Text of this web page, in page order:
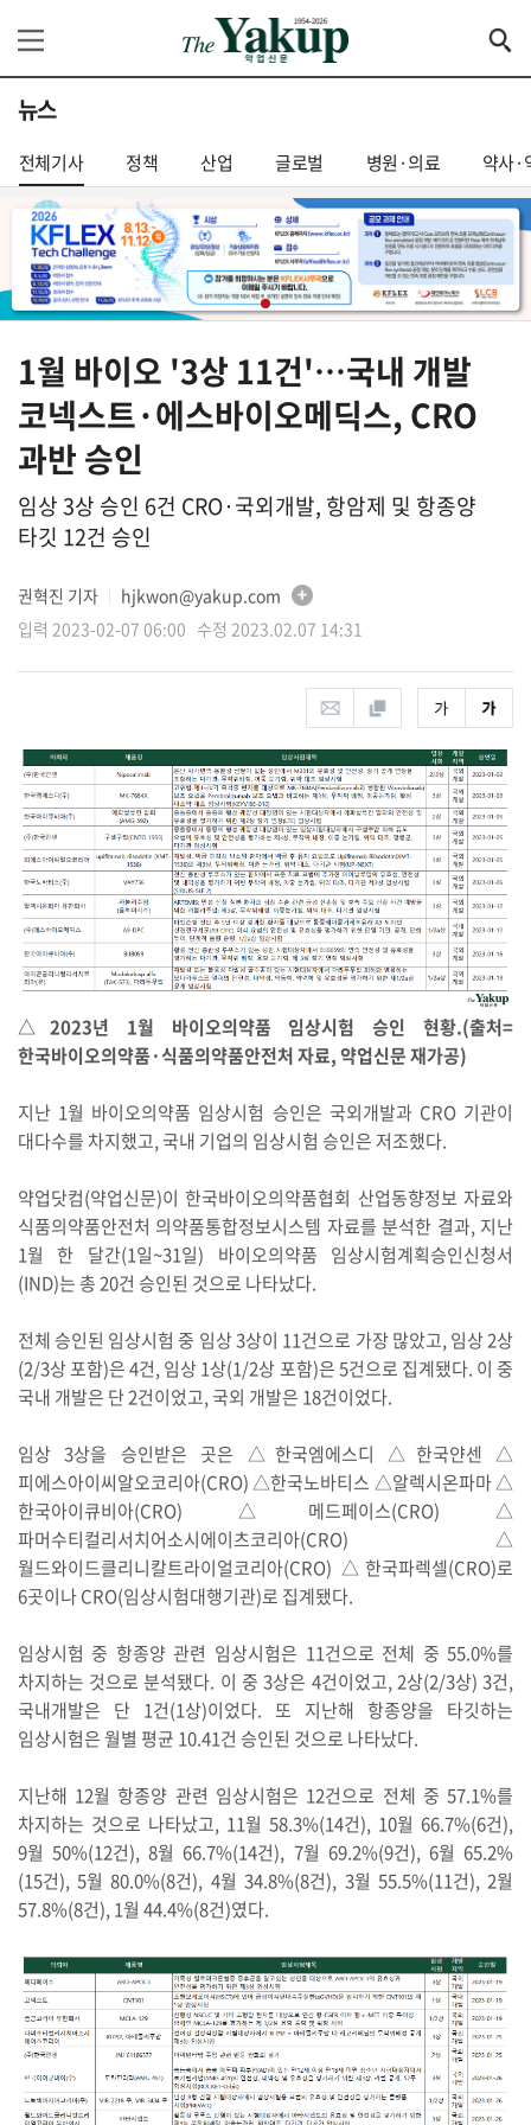
뉴스
전체기사 정책 산업 글로벌 병원·의료 약사·
1월 바이오 '3상 11건'…국내 개발
코넥스트·에스바이오메딕스, CRO
과반 승인
임상 3상 승인 6건 CRO·국외개발, 항암제 및 항종양
타깃 12건 승인
권혁진 기자
hjkwon@yakup.com
입력 2023-02-07 06:00 수정 2023.02.07 14:31
△2023년 1월 바이오의약품 임상시험 승인 현황.(출처=
한국바이오의약품·식품의약품안전처 자료, 약업신문 재가공)
지난 1월 바이오의약품 임상시험 승인은 국외개발과 CRO 기관이
대다수를 차지했고, 국내 기업의 임상시험 승인은 저조했다.
약업닷컴(약업신문)이 한국바이오의약품협회 산업동향정보 자료와
식품의약품안전처 의약품통합정보시스템 자료를 분석한 결과, 지난
1월 한 달간(1일~31일) 바이오의약품 임상시험계획승인신청서
(IND)는 총 20건 승인된 것으로 나타났다.
전체 승인된 임상시험 중 임상 3상이 11건으로 가장 많았고, 임상 2상
(2/3상 포함)은 4건, 임상 1상(1/2상 포함)은 5건으로 집계됐다. 이 중
국내 개발은 단 2건이었고, 국외 개발은 18건이었다.
임상 3상을 승인받은 곳은 △한국엠에스디 △한국얀센 △
피에스아이씨알오코리아(CRO) △한국노바티스 △알렉시온파마 △
한국아이큐비아(CRO) △메드페이스(CRO) △
파머수티컬리서치어소시에이츠코리아(CRO) △
월드와이드클리니칼트라이얼코리아(CRO) △한국파렉셀(CRO)로
6곳이나 CRO(임상시험대행기관)로 집계됐다.
임상시험 중 항종양 관련 임상시험은 11건으로 전체 중 55.0%를
차지하는 것으로 분석됐다. 이 중 3상은 4건이었고, 2상(2/3상) 3건,
국내개발은 단 1건(1상)이었다. 또 지난해 항종양을 타깃하는
임상시험은 월별 평균 10.41건 승인된 것으로 나타났다.
지난해 12월 항종양 관련 임상시험은 12건으로 전체 중 57.1%를
차지하는 것으로 나타났고, 11월 58.3%(14건), 10월 66.7%(6건),
9월 50%(12건), 8월 66.7%(14건), 7월 69.2%(9건), 6월 65.2%
(15건), 5월 80.0%(8건), 4월 34.8%(8건), 3월 55.5%(11건), 2월
57.8%(8건), 1월 44.4%(8건)였다.